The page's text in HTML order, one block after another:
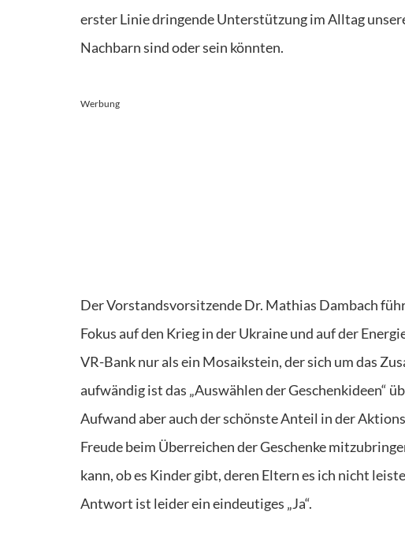
erster Linie dringende Unterstützung im Alltag
Nachbarn sind oder sein könnten.
Werbung
Der Vorstandsvorsitzende Dr. Mathias Dambach
Fokus auf den Krieg in der Ukraine und auf der
VR-Bank nur als ein Mosaikstein, der sich um das
aufwändig ist das „Auswählen der Geschenkideen“
Aufwand aber auch der schönste Anteil in der
Freude beim Überreichen der Geschenke
kann, ob es Kinder gibt, deren Eltern es ich nicht
Antwort ist leider ein eindeutiges „Ja“.